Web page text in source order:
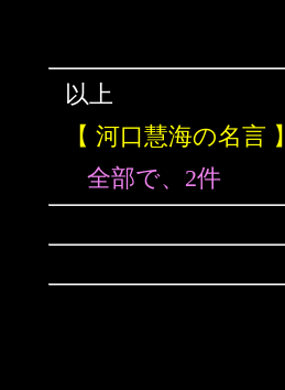
以上
【 河口慧海の名言 】
全部で、2件